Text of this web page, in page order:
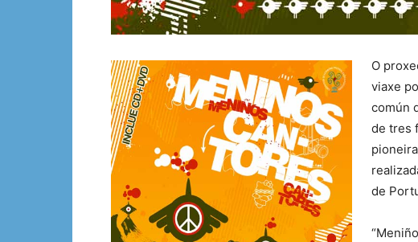
O
viaxe
común
de tres
de